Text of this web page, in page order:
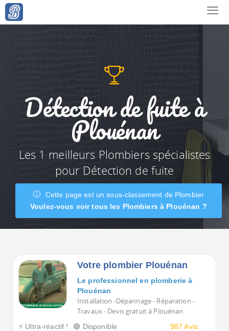
Détection de fuite à
Plouénan
Les 1 meilleurs Plombiers spécialistes
pour Détection de fuite
Cette page est un sous-classement de Plombier
Voulez-vous voir tous les Plombiers à Plouénan ?
Votre plombier Plouénan
Le professionnel en plomberie à
Plouénan
Installation -Dépannage - Réparation -
Travaux - Devis gratuit à Plouénan
⚡ Ultra-réactif ! 🟢 Disponible 987 Avis